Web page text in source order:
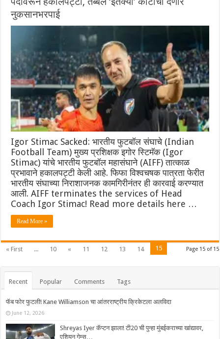
नुकसानभरपाई
Igor Stimac Sacked: भारतीय फुटबॉल संघाचे (Indian
Football Team) मुख्य प्रशिक्षक इगोर स्टिमॅक (Igor
Stimac) यांचे भारतीय फुटबॉल महासंघाने (AIFF) तात्काळ
प्रभावाने हकालपट्टी केली आहे. फिफा विश्वचषक पात्रता फेरीत
भारतीय संघाच्या निराशाजनक कामगिरीनंतर ही कारवाई करण्यात
आली. AIFF terminates the services of Head
Coach Igor Stimac! Read more details here …
Read More »
Page 15 of 15
« First ... 10 « 11 12 13 14 15
Recent Popular Comments Tags
फॅब फोर फुटली! Kane Williamson चा आंतरराष्ट्रीय क्रिकेटला अलविदा
June 12, 2026
Shreyas Iyer कॅप्टन झाला! टी20 ची पुन्हा मुंबईकराच्या खांद्यावर,
एशियन गेम्स…